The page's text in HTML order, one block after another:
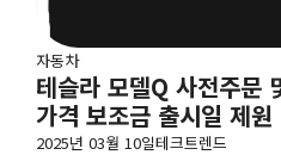
자동차
테슬라 모델Q 사전주문
가격 보조금 출시일 제원
2025년 03월 10일테크트렌드